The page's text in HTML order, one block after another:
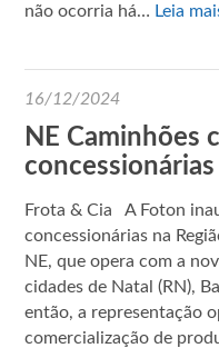
não ocorria há… Leia
16/12/2024
NE Caminhões
Frota & Cia A Foton
concessionárias na
NE, que opera com a
cidades de Natal (RN),
então, a representação
comercialização de